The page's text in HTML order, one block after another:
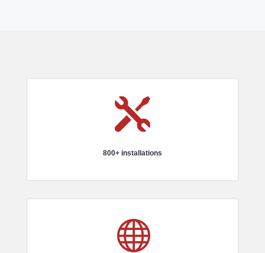

800+ installations
